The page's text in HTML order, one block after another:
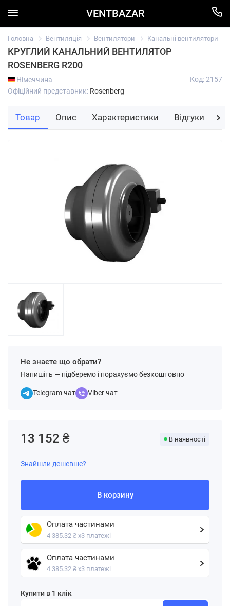
VENTBAZAR
Головна Вентиляція Вентилятори Канальні вентилятори
КРУГЛИЙ КАНАЛЬНИЙ ВЕНТИЛЯТОР
ROSENBERG R200
Німеччина
Офіційний представник: Rosenberg
Код: 2157
Не знаєте що обрати?
Напишіть — підберемо і порахуємо безкоштовно
Telegram чат Viber чат
13 152 ₴ В наявності
Знайшли дешевше?
В корзину
Оплата частинами
4 385.32 ₴ х3 платежі
Оплата частинами
4 385.32 ₴ х3 платежі
Купити в 1 клік
Товар Опис Характеристики Відгуки